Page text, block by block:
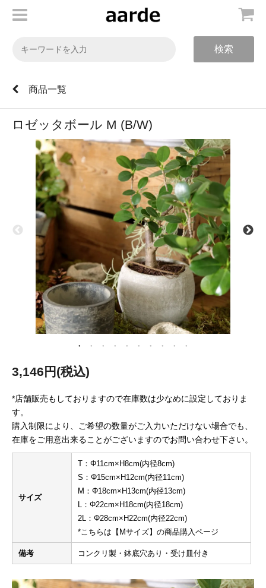
検索
商品一覧
ロゼッタボール M (B/W)
3,146円(税込)
*店舗販売もしておりますので在庫数は少なめに設定しておりま
す。
購入制限により、ご希望の数量がご入力いただけない場合でも、
在庫をご用意出来ることがございますのでお問い合わせ下さい。
サイズ
T：Φ11cm×H8cm(内径8cm)
S：Φ15cm×H12cm(内径11cm)
M：Φ18cm×H13cm(内径13cm)
L：Φ22cm×H18cm(内径18cm)
2L：Φ28cm×H22cm(内径22cm)
*こちらは【Mサイズ】の商品購入ページ
備考 コンクリ製・鉢底穴あり・受け皿付き